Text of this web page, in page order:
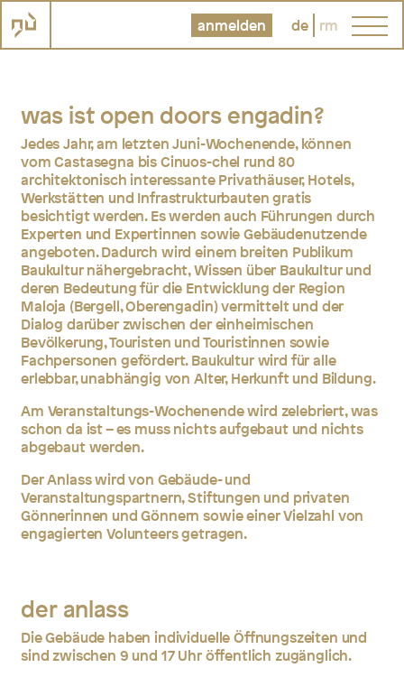
anmelden de rm
was ist open doors engadin?
Jedes Jahr, am letzten Juni-Wochenende, können
vom Castasegna bis Cinuos-chel rund 80
architektonisch interessante Privathäuser, Hotels,
Werkstätten und Infrastrukturbauten gratis
besichtigt werden. Es werden auch Führungen durch
Experten und Expertinnen sowie Gebäudenutzende
angeboten. Dadurch wird einem breiten Publikum
Baukultur nähergebracht, Wissen über Baukultur und
deren Bedeutung für die Entwicklung der Region
Maloja (Bergell, Oberengadin) vermittelt und der
Dialog darüber zwischen der einheimischen
Bevölkerung, Touristen und Touristinnen sowie
Fachpersonen gefördert. Baukultur wird für alle
erlebbar, unabhängig von Alter, Herkunft und Bildung.
Am Veranstaltungs-Wochenende wird zelebriert, was
schon da ist – es muss nichts aufgebaut und nichts
abgebaut werden.
Der Anlass wird von Gebäude- und
Veranstaltungspartnern, Stiftungen und privaten
Gönnerinnen und Gönnern sowie einer Vielzahl von
engagierten Volunteers getragen.
der anlass
Die Gebäude haben individuelle Öffnungszeiten und
sind zwischen 9 und 17 Uhr öffentlich zugänglich.